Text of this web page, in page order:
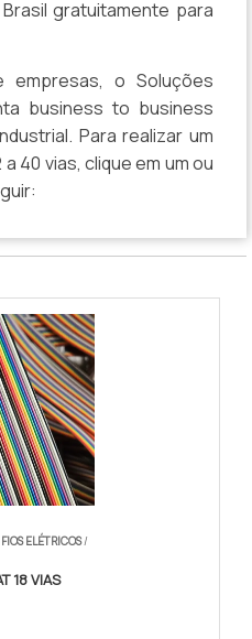
gratuitamente para
empresas, o Soluções
business to business
Para realizar um
40 vias, clique em um ou
ELÉTRICOS/
18 VIAS